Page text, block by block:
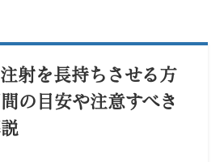
射を長持ちさせる方
の目安や注意すべき